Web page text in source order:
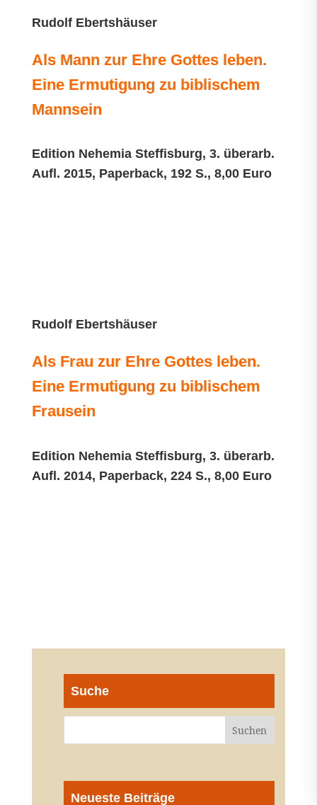
Rudolf Ebertshäuser
Als Mann zur Ehre Gottes leben.
Eine Ermutigung zu biblischem
Mannsein
Edition Nehemia Steffisburg, 3. überarb.
Aufl. 2015, Paperback, 192 S., 8,00 Euro
Rudolf Ebertshäuser
Als Frau zur Ehre Gottes leben.
Eine Ermutigung zu biblischem
Frausein
Edition Nehemia Steffisburg, 3. überarb.
Aufl. 2014, Paperback, 224 S., 8,00 Euro
Suche
Neueste Beiträge